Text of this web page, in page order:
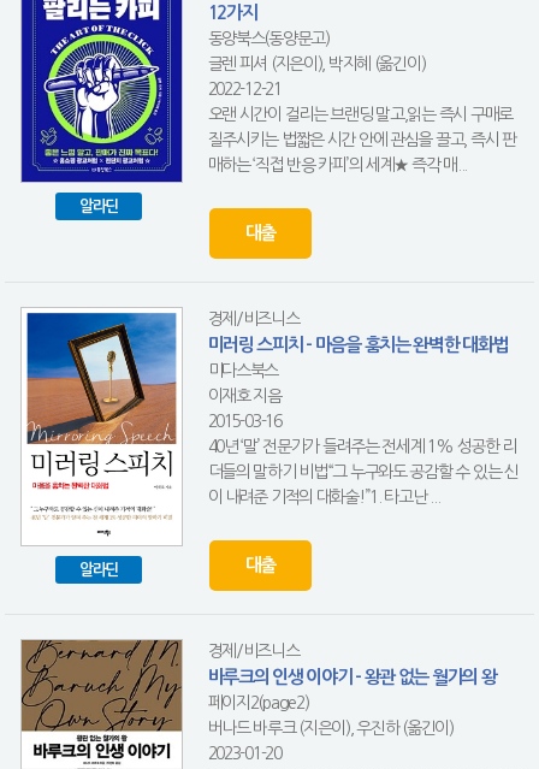
알라딘
12가지
동양북스(동양문고)
글렌 피셔 (지은이), 박지혜 (옮긴이)
2022-12-21
오랜 시간이 걸리는 브랜딩 말고,읽는 즉시 구매로
질주시키는 법짧은 시간 안에 관심을 끌고, 즉시 판
매하는 ‘직접 반응 카피’의 세계★ 즉각 매...
대출
알라딘
경제/비즈니스
미러링 스피치 - 마음을 훔치는 완벽한 대화법
미다스북스
이재호 지음
2015-03-16
40년 ‘말’ 전문가가 들려주는 전세계 1% 성공한 리
더들의 말하기 비법“그 누구와도 공감할 수 있는 신
이 내려준 기적의 대화술!”1. 타고난 ...
대출
경제/비즈니스
바루크의 인생 이야기 - 왕관 없는 월가의 왕
페이지2(page2)
버나드 바루크 (지은이), 우진하 (옮긴이)
2023-01-20